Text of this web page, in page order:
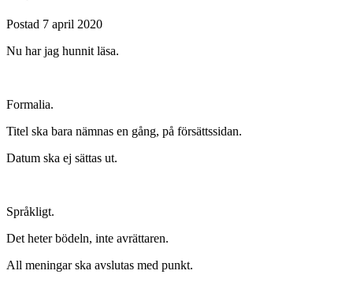
Postad 7 april 2020
Nu har jag hunnit läsa.
Formalia.
Titel ska bara nämnas en gång, på försättssidan.
Datum ska ej sättas ut.
Språkligt.
Det heter bödeln, inte avrättaren.
All meningar ska avslutas med punkt.